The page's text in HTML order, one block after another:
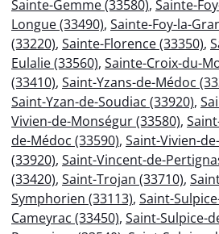
Sainte-Gemme (33580), Sainte-
Longue (33490), Sainte-Foy-la-
(33220), Sainte-Florence (33350),
Eulalie (33560), Sainte-Croix-du-
(33410), Saint-Yzans-de-Médoc
Saint-Yzan-de-Soudiac (33920),
Vivien-de-Monségur (33580),
de-Médoc (33590), Saint-Vivien-
(33920), Saint-Vincent-de-
(33420), Saint-Trojan (33710),
Symphorien (33113), Saint-
Cameyrac (33450), Saint-Sulpice-